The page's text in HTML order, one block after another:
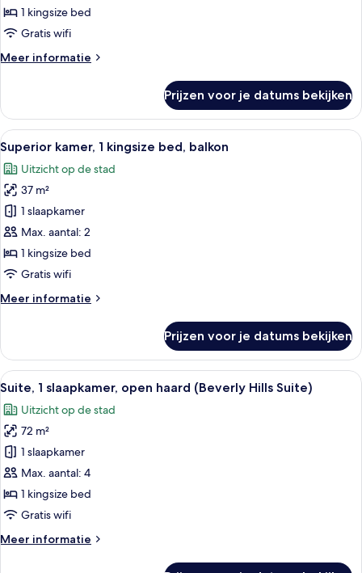
1 kingsize bed
Gratis wifi
Meer informatie
Meer
kamer
Prijzen voor je datums bekijken
Alle
foto's
voor
Superior
kamer,
1
kingsize
bed,
laden
Hotelkamer met een groot bed,
6
Superior kamer, 1 kingsize bed, balkon
Uitzicht op de stad
37 m²
1 slaapkamer
Max. aantal: 2
1 kingsize bed
Gratis wifi
Meer informatie
Meer
kamer,
kingsize
balkon
Prijzen voor je datums bekijken
Alle
foto's
voor
Suite,
slaapkamer,
open
haard
Hills
Een moderne woonkamer met een
6
Suite, 1 slaapkamer, open haard (Beverly Hills Suite)
Uitzicht op de stad
72 m²
1 slaapkamer
Max. aantal: 4
1 kingsize bed
Gratis wifi
Meer informatie
Meer